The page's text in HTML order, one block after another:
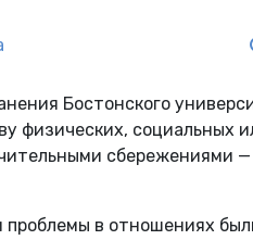
Бостонского
физических, социальных
сбережениями
проблемы в отношениях